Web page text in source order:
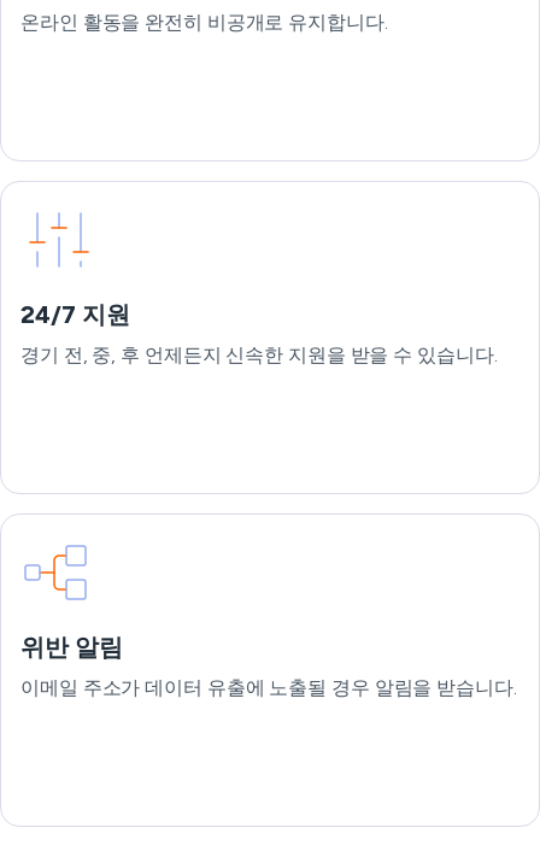
온라인 활동을 완전히 비공개로 유지합니다.
24/7 지원
경기 전, 중, 후 언제든지 신속한 지원을 받을 수 있습니다.
위반 알림
이메일 주소가 데이터 유출에 노출될 경우 알림을 받습니다.